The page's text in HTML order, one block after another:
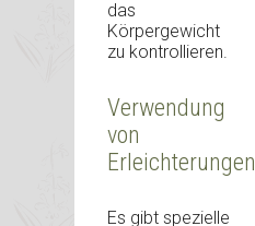
das
Körpergewicht
zu kontrollieren.
Verwendung
von
Erleichterungen
Es gibt spezielle